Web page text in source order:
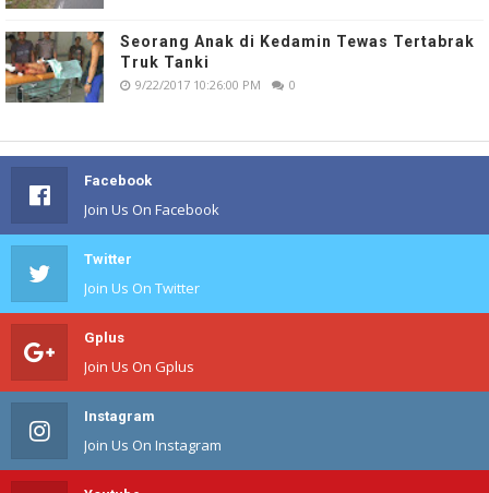
Seorang Anak di Kedamin Tewas Tertabrak
Truk Tanki
9/22/2017 10:26:00 PM 0
Facebook
Join Us On Facebook
Twitter
Join Us On Twitter
Gplus
Join Us On Gplus
Instagram
Join Us On Instagram